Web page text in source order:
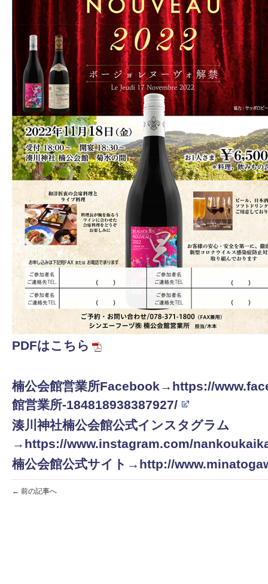
PDFはこちら
楠公会館営業所Facebook→https://
館営業所-184818938387927/
湊川神社楠公会館公式インスタグラム
→https://www.instagram.com/
楠公会館公式サイト→http://
← 前の記事へ